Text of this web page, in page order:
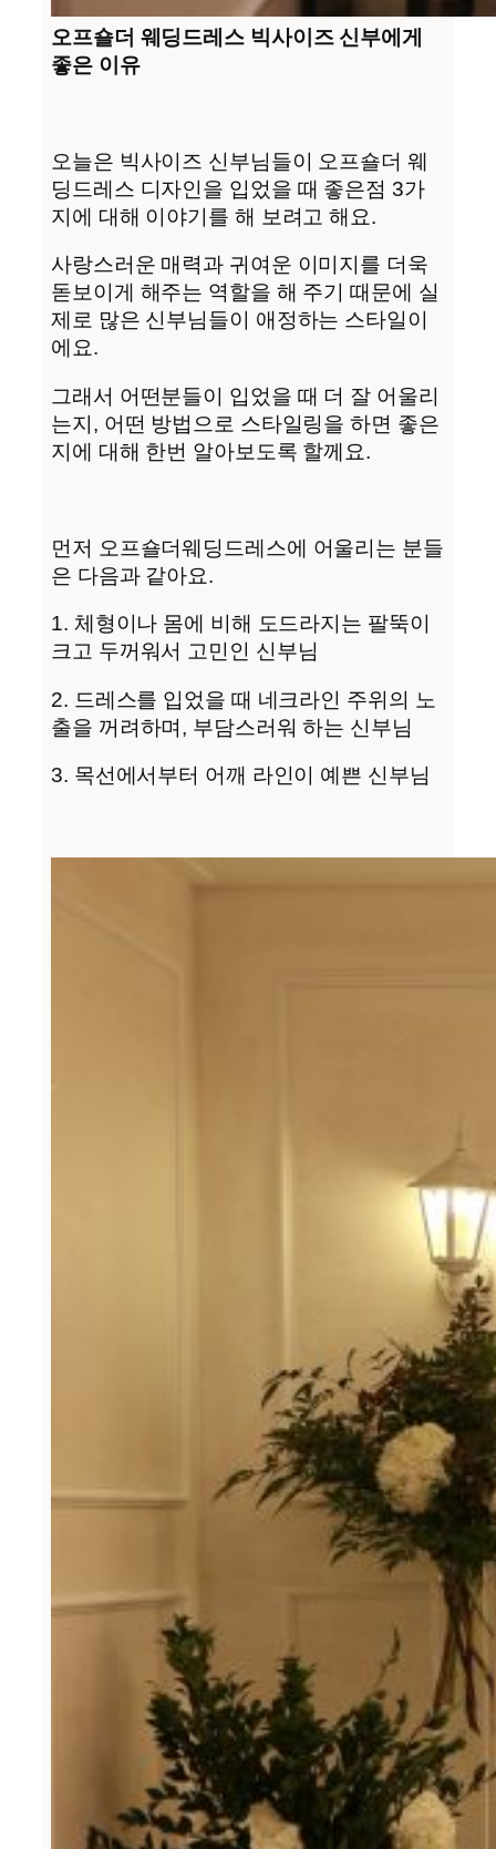
오프숄더 웨딩드레스 빅사이즈 신부에게
좋은 이유
오늘은 빅사이즈 신부님들이 오프숄더 웨
딩드레스 디자인을 입었을 때 좋은점 3가
지에 대해 이야기를 해 보려고 해요.
사랑스러운 매력과 귀여운 이미지를 더욱
돋보이게 해주는 역할을 해 주기 때문에 실
제로 많은 신부님들이 애정하는 스타일이
에요.
그래서 어떤분들이 입었을 때 더 잘 어울리
는지, 어떤 방법으로 스타일링을 하면 좋은
지에 대해 한번 알아보도록 할께요.
먼저 오프숄더웨딩드레스에 어울리는 분들
은 다음과 같아요.
1. 체형이나 몸에 비해 도드라지는 팔뚝이
크고 두꺼워서 고민인 신부님
2. 드레스를 입었을 때 네크라인 주위의 노
출을 꺼려하며, 부담스러워 하는 신부님
3. 목선에서부터 어깨 라인이 예쁜 신부님